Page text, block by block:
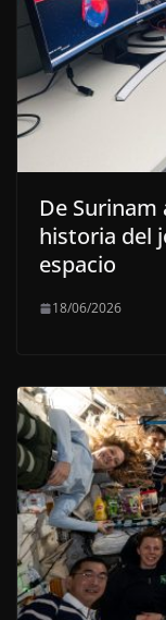
De
historia del
espacio
18/06/2026